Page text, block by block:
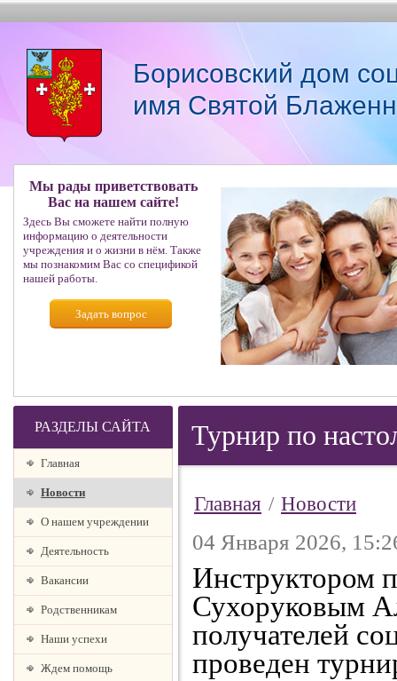
Борисовский дом
имя Святой
Мы рады приветствовать
Вас на нашем сайте!
Здесь Вы сможете найти полную
информацию о деятельности
учреждения и о жизни в нём. Также
мы познакомим Вас со спецификой
нашей работы.
Задать вопрос
РАЗДЕЛЫ САЙТА
Главная
Новости
О нашем учреждении
Деятельность
Вакансии
Родственникам
Наши успехи
Ждем помощь
Турнир по
Главная / Новости
04 Января 2026,
Инструктором
Сухоруковым
получателей
проведен